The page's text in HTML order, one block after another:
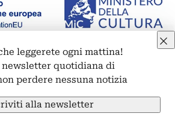
srl – Corso Vittorio Emanuele II, 287 –
protezione dei dati personali
Vittorio Emanuele II, 287 – 00186 Roma
PolicyCookie PolicyCredits
leggerete ogni mattina!
quotidiana di
perdere nessuna notizia
alla newsletter